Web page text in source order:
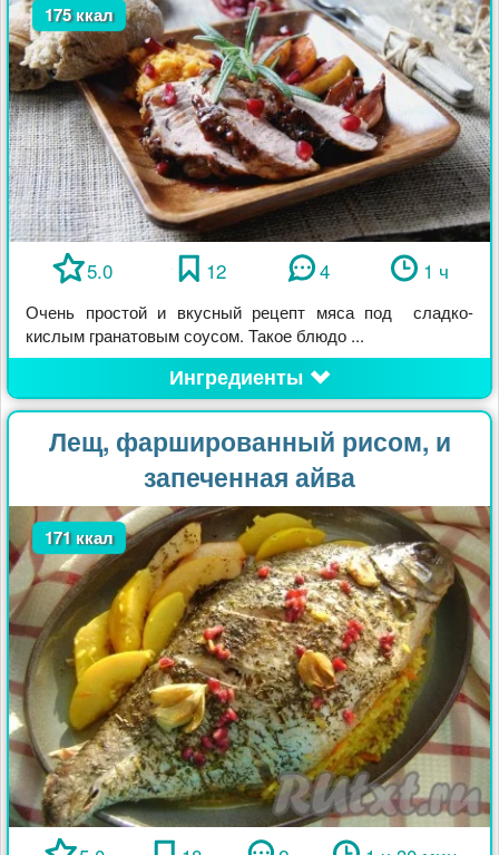
175 ккал
5.0 12 4 1 ч
Очень простой и вкусный рецепт мяса под сладко-
кислым гранатовым соусом. Такое блюдо ...
Ингредиенты
Лещ, фаршированный рисом, и
запеченная айва
171 ккал